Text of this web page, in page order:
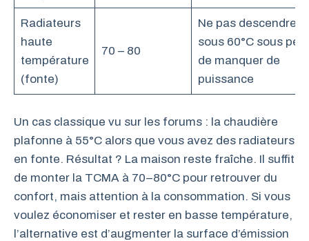
Radiateurs
haute
température
(fonte)
70 – 80
Ne pas descendre
sous 60°C sous
de manquer de
puissance
Un cas classique vu sur les forums : la chaudière
plafonne à 55°C alors que vous avez des radiateurs
en fonte. Résultat ? La maison reste fraîche. Il suffit
de monter la TCMA à 70–80°C pour retrouver du
confort, mais attention à la consommation. Si vous
voulez économiser et rester en basse température,
l’alternative est d’augmenter la surface d’émission